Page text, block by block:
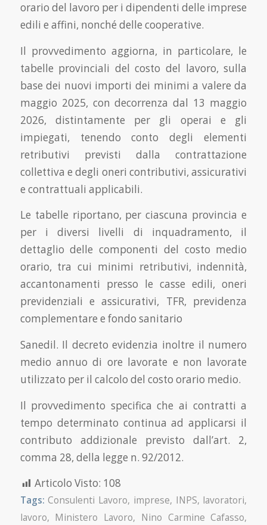
orario del lavoro per i dipendenti delle imprese
edili e affini, nonché delle cooperative.
Il provvedimento aggiorna, in particolare, le
tabelle provinciali del costo del lavoro, sulla
base dei nuovi importi dei minimi a valere da
maggio 2025, con decorrenza dal 13 maggio
2026, distintamente per gli operai e gli
impiegati, tenendo conto degli elementi
retributivi previsti dalla contrattazione
collettiva e degli oneri contributivi, assicurativi
e contrattuali applicabili.
Le tabelle riportano, per ciascuna provincia e
per i diversi livelli di inquadramento, il
dettaglio delle componenti del costo medio
orario, tra cui minimi retributivi, indennità,
accantonamenti presso le casse edili, oneri
previdenziali e assicurativi, TFR, previdenza
complementare e fondo sanitario
Sanedil. Il decreto evidenzia inoltre il numero
medio annuo di ore lavorate e non lavorate
utilizzato per il calcolo del costo orario medio.
Il provvedimento specifica che ai contratti a
tempo determinato continua ad applicarsi il
contributo addizionale previsto dall’art. 2,
comma 28, della legge n. 92/2012.
Articolo Visto: 108
Tags: Consulenti Lavoro, imprese, INPS, lavoratori,
lavoro, Ministero Lavoro, Nino Carmine Cafasso,